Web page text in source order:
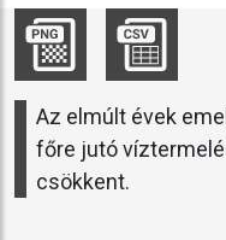
Az elmúlt évek
főre jutó
csökkent.